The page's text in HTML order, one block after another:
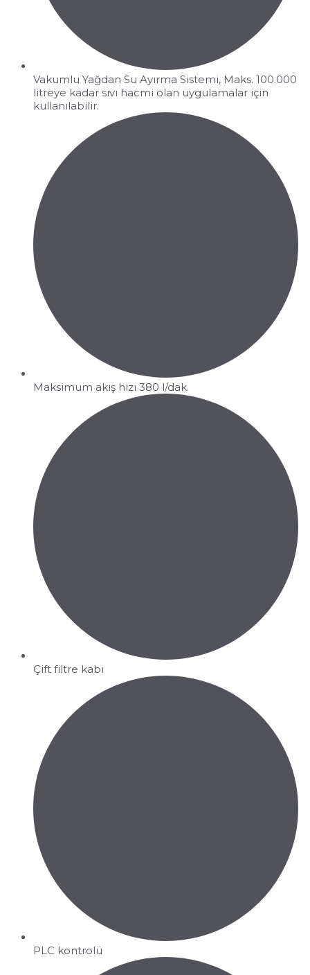
Vakumlu Yağdan Su Ayırma Sistemi, Maks. 100.000
litreye kadar sıvı hacmi olan uygulamalar için
kullanılabilir.
Maksimum akış hızı 380 l/dak.
Çift filtre kabı
PLC kontrolü